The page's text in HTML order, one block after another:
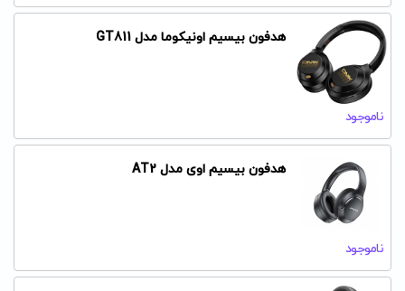
هدفون بیسیم اونیکوما مدل GT811
ناموجود
هدفون بیسیم اوی مدل AT2
ناموجود